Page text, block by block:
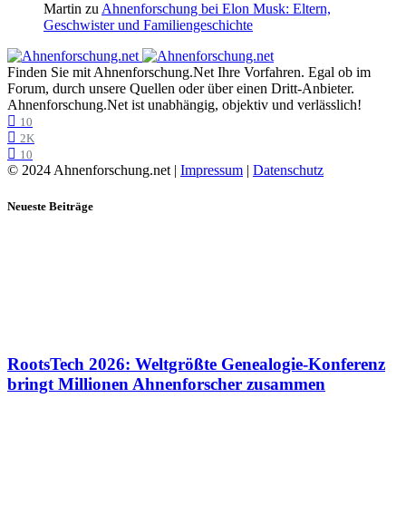
Martin zuAhnenforschung bei Elon Musk: Eltern,
Geschwister und Familiengeschichte
Finden Sie mit Ahnenforschung.Net Ihre Vorfahren. Egal ob im
Forum, durch unsere Quellen oder über einen Dritt-Anbieter.
Ahnenforschung.Net ist unabhängig, objektiv und verlässlich!
10
2K
10
© 2024 Ahnenforschung.net | Impressum Datenschutz
Neueste Beiträge
RootsTech 2026: Weltgrößte Genealogie-Konferenz
bringt Millionen Ahnenforscher zusammen